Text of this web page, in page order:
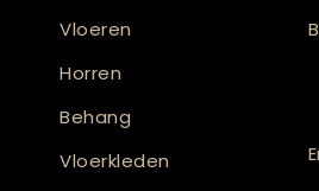
Vloeren
Horren
Behang
Vloerkleden